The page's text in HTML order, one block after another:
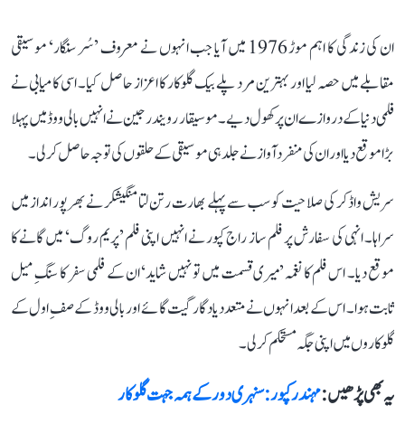
ان کی زندگی کا اہم موڑ 1976 میں آیا جب انہوں نے معروف ’سُر سنگار‘ موسیقی
مقابلے میں حصہ لیا اور بہترین مرد پلے بیک گلوکار کا اعزاز حاصل کیا۔ اسی کامیابی نے
فلمی دنیا کے دروازے ان پر کھول دیے۔ موسیقار رویندر جین نے انہیں بالی ووڈ میں پہلا
بڑا موقع دیا اور ان کی منفرد آواز نے جلد ہی موسیقی کے حلقوں کی توجہ حاصل کر لی۔
سریش واڈکر کی صلاحیت کو سب سے پہلے بھارت رتن لتا منگیشکر نے بھرپور انداز میں
سراہا۔ انہی کی سفارش پر فلم ساز راج کپور نے انہیں اپنی فلم ’پریم روگ‘ میں گانے کا
موقع دیا۔ اس فلم کا نغمہ ’میری قسمت میں تو نہیں شاید‘ ان کے فلمی سفر کا سنگِ میل
ثابت ہوا۔ اس کے بعد انہوں نے متعدد یادگار گیت گائے اور بالی ووڈ کے صفِ اول کے
گلوکاروں میں اپنی جگہ مستحکم کر لی۔
یہ بھی پڑھیں :مہندر کپور: سنہری دور کے ہمہ جہت گلوکار